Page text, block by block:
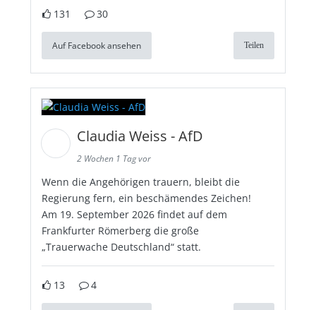
131 30
Auf Facebook ansehen Teilen
Claudia Weiss - AfD
2 Wochen 1 Tag vor
Wenn die Angehörigen trauern, bleibt die
Regierung fern, ein beschämendes Zeichen!
Am 19. September 2026 findet auf dem
Frankfurter Römerberg die große
„Trauerwache Deutschland“ statt.
13 4